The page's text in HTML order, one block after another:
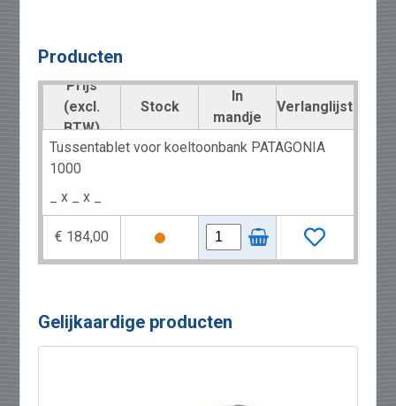
Producten
Prijs
(excl.
BTW)
Stock
In
mandje
Verlanglijst
Tussentablet voor koeltoonbank PATAGONIA
1000
_ x _ x _
€ 184,00
Gelijkaardige producten